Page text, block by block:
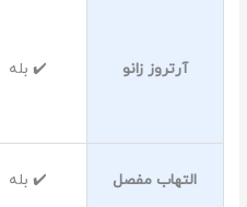
آرتروز زانو ✔️ بله
التهاب مفصل ✔️ بله